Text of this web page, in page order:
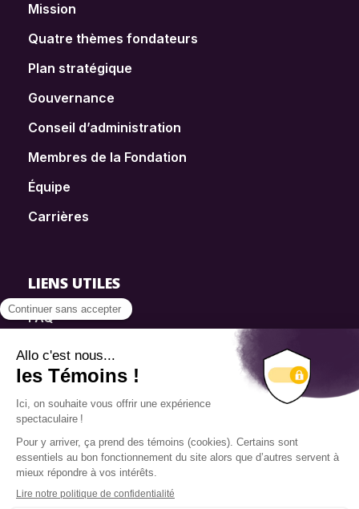
Mission
Quatre thèmes fondateurs
Plan stratégique
Gouvernance
Conseil d’administration
Membres de la Fondation
Équipe
Carrières
LIENS UTILES
FAQ
SmartSimple
Dons
Contact
Info source
Politique de confidentialité